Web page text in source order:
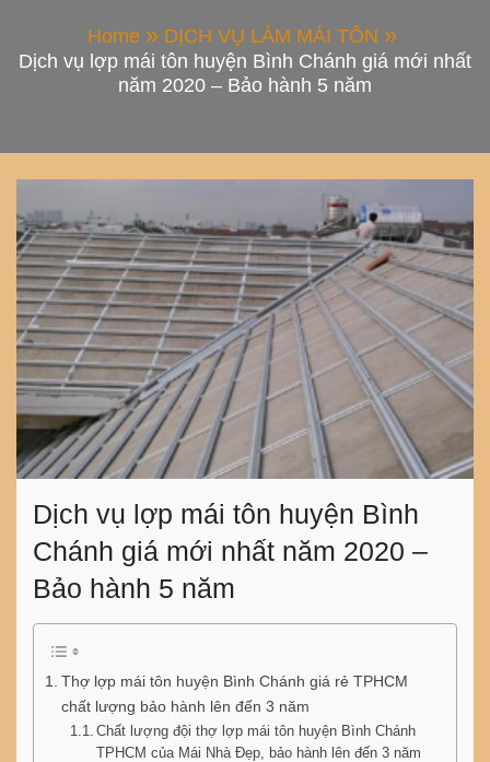
Home
DỊCH VỤ LÀM MÁI TÔN
Dịch vụ lợp mái tôn huyện Bình Chánh giá mới nhất
năm 2020 – Bảo hành 5 năm
Dịch vụ lợp mái tôn huyện Bình
Chánh giá mới nhất năm 2020 –
Bảo hành 5 năm
Thợ lợp mái tôn huyện Bình Chánh giá rẻ TPHCM
chất lượng bảo hành lên đến 3 năm
Chất lượng đội thợ lợp mái tôn huyện Bình Chánh
TPHCM của Mái Nhà Đẹp, bảo hành lên đến 3 năm